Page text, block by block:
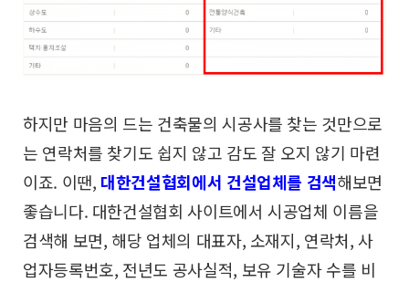
하지만 마음의 드는 건축물의 시공사를 찾는 것만으로
는 연락처를 찾기도 쉽지 않고 감도 잘 오지 않기 마련
이죠. 이땐, 대한건설협회에서 건설업체를 검색해보면
좋습니다. 대한건설협회 사이트에서 시공업체 이름을
검색해 보면, 해당 업체의 대표자, 소재지, 연락처, 사
업자등록번호, 전년도 공사실적, 보유 기술자 수를 비